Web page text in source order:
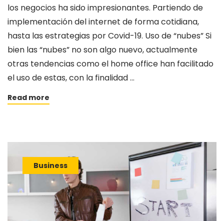
los negocios ha sido impresionantes. Partiendo de
implementación del internet de forma cotidiana,
hasta las estrategias por Covid-19. Uso de “nubes” Si
bien las “nubes” no son algo nuevo, actualmente
otras tendencias como el home office han facilitado
el uso de estas, con la finalidad …
Read more
Business